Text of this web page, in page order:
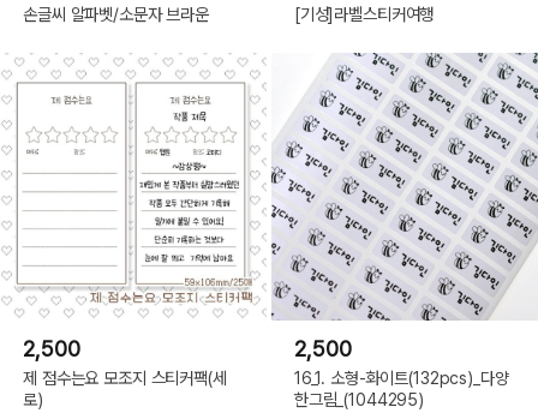
손글씨 알파벳/소문자 브라운 [기성]라벨스티커여행
2,500
제 점수는요 모조지 스티커팩(세
로)
2,500
16_1. 소형-화이트(132pcs)_다양
한그림_(1044295)